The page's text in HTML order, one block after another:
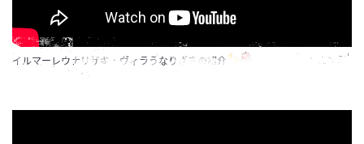
イルマーレウナリザキ・ヴィラうなりざきの紹介